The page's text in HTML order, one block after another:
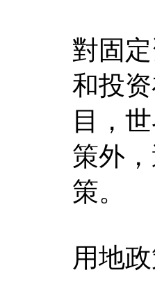
對固
和投
目，
策外
策。
用地